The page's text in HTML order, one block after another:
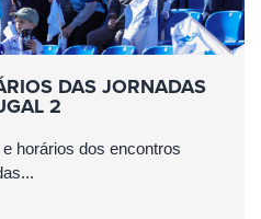
DAS JORNADAS
2
horários dos encontros